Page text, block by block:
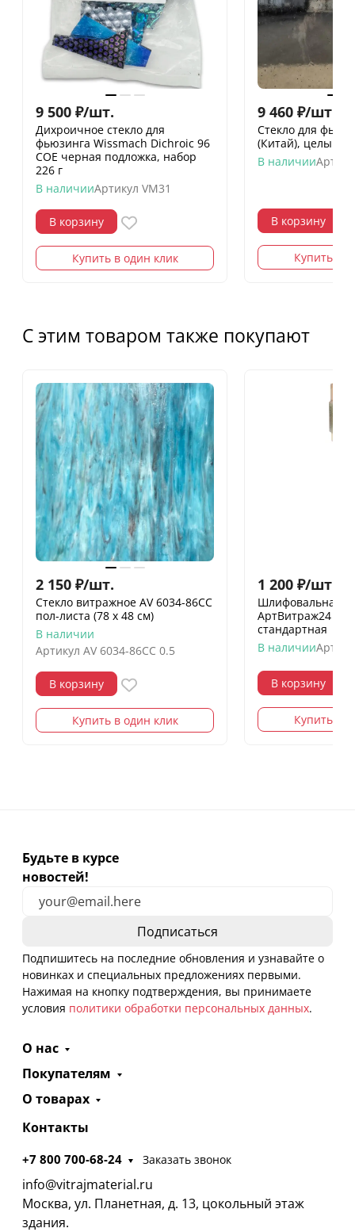
9 500 ₽/шт.
Дихроичное стекло для
фьюзинга Wissmach Dichroic 96
COE черная подложка, набор
226 г
В наличииАртикул VM31
В корзину
Купить в один клик
9 460 ₽/шт.
Стекло для
(Китай), целый
В наличии
В корзину
Купить в
С этим товаром также покупают
2 150 ₽/шт.
Стекло витражное AV 6034-86СС
пол-листа (78 х 48 см)
В наличии
Артикул AV 6034-86СС 0.5
В корзину
Купить в один клик
1 200 ₽/шт.
Шлифовальная
АртВитраж24 19
стандартная
В наличии
В корзину
Купить в
Будьте в курсе
новостей!
Подпишитесь на последние обновления и узнавайте о
новинках и специальных предложениях первыми.
Нажимая на кнопку подтверждения, вы принимаете
условия политики обработки персональных данных.
О нас
Покупателям
О товарах
Контакты
+7 800 700-68-24 Заказать звонок
info@vitrajmaterial.ru
Москва, ул. Планетная, д. 13, цокольный этаж
здания.